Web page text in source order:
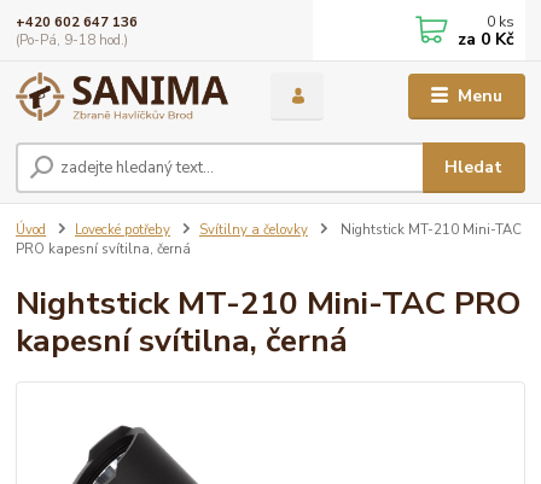
Menu
Hledat
+420 602 647 136
(Po-Pá, 9-18 hod.)
0 ks
za 0 Kč
Úvod Lovecké potřeby Svítilny a čelovky
Nightstick MT-210 Mini-TAC
PRO kapesní svítilna, černá
Nightstick MT-210 Mini-TAC PRO
kapesní svítilna, černá